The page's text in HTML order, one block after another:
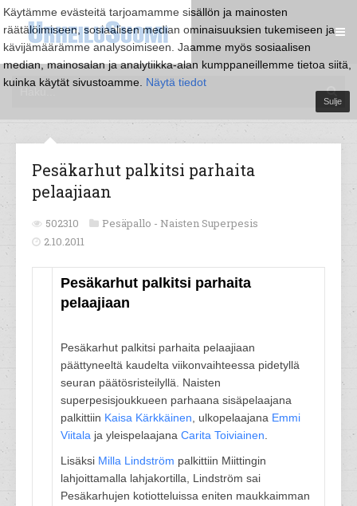
Käytämme evästeitä tarjoamamme sisällön ja mainosten
räätälöimiseen, sosiaalisen median ominaisuuksien tukemiseen ja
kävijämäärämme analysoimiseen. Jaamme myös sosiaalisen
median, mainosalan ja analytiikka-alan kumppaneillemme tietoa siitä,
kuinka käytät sivustoamme. Näytä tiedot
Sulje
Pesäkarhut palkitsi parhaita
pelaajiaan
502310 Pesäpallo - Naisten Superpesis
2.10.2011
Pesäkarhut palkitsi parhaita
pelaajiaan
Pesäkarhut palkitsi parhaita pelaajiaan
päättyneeltä kaudelta viikonvaihteessa pidetyllä
seuran päätösristeilyllä. Naisten
superpesisjoukkueen parhaana sisäpelaajana
palkittiin Kaisa Kärkkäinen , ulkopelaajana Emmi
Viitala ja yleispelaajana Carita Toiviainen
Lisäksi Milla Lindström palkittiin Miittingin
lahjoittamalla lahjakortilla, Lindström sai
Pesäkarhujen kotiotteluissa eniten maukkaimman